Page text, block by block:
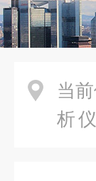
当
析仪